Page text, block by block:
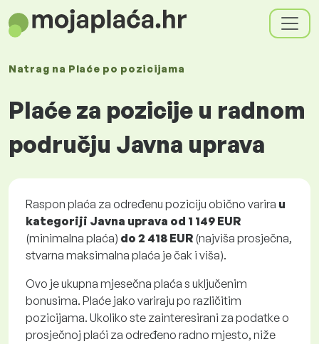
Natrag na Plaće po pozicijama
Plaće za pozicije u radnom
području Javna uprava
Raspon plaća za određenu poziciju obično varira u
kategoriji Javna uprava od 1 149 EUR
(minimalna plaća) do 2 418 EUR (najviša prosječna,
stvarna maksimalna plaća je čak i viša).
Ovo je ukupna mjesečna plaća s uključenim
bonusima. Plaće jako variraju po različitim
pozicijama. Ukoliko ste zainteresirani za podatke o
prosječnoj plaći za određeno radno mjesto, niže